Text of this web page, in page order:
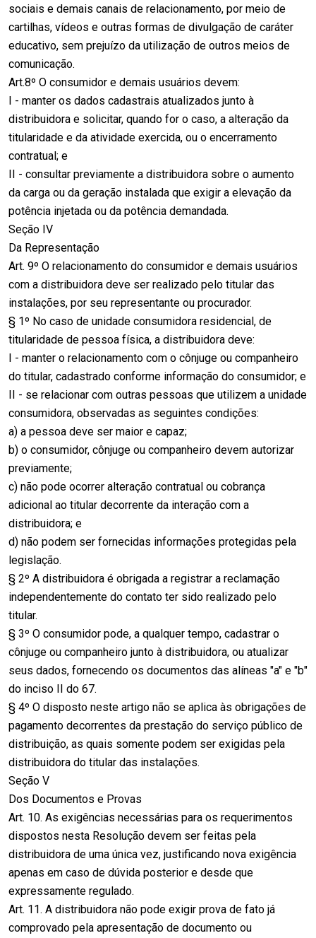
sociais e demais canais de relacionamento, por meio de
cartilhas, vídeos e outras formas de divulgação de caráter
educativo, sem prejuízo da utilização de outros meios de
comunicação.
Art.8º O consumidor e demais usuários devem:
I - manter os dados cadastrais atualizados junto à
distribuidora e solicitar, quando for o caso, a alteração da
titularidade e da atividade exercida, ou o encerramento
contratual; e
II - consultar previamente a distribuidora sobre o aumento
da carga ou da geração instalada que exigir a elevação da
potência injetada ou da potência demandada.
Seção IV
Da Representação
Art. 9º O relacionamento do consumidor e demais usuários
com a distribuidora deve ser realizado pelo titular das
instalações, por seu representante ou procurador.
§ 1º No caso de unidade consumidora residencial, de
titularidade de pessoa física, a distribuidora deve:
I - manter o relacionamento com o cônjuge ou companheiro
do titular, cadastrado conforme informação do consumidor; e
II - se relacionar com outras pessoas que utilizem a unidade
consumidora, observadas as seguintes condições:
a) a pessoa deve ser maior e capaz;
b) o consumidor, cônjuge ou companheiro devem autorizar
previamente;
c) não pode ocorrer alteração contratual ou cobrança
adicional ao titular decorrente da interação com a
distribuidora; e
d) não podem ser fornecidas informações protegidas pela
legislação.
§ 2º A distribuidora é obrigada a registrar a reclamação
independentemente do contato ter sido realizado pelo
titular.
§ 3º O consumidor pode, a qualquer tempo, cadastrar o
cônjuge ou companheiro junto à distribuidora, ou atualizar
seus dados, fornecendo os documentos das alíneas "a" e "b"
do inciso II do 67.
§ 4º O disposto neste artigo não se aplica às obrigações de
pagamento decorrentes da prestação do serviço público de
distribuição, as quais somente podem ser exigidas pela
distribuidora do titular das instalações.
Seção V
Dos Documentos e Provas
Art. 10. As exigências necessárias para os requerimentos
dispostos nesta Resolução devem ser feitas pela
distribuidora de uma única vez, justificando nova exigência
apenas em caso de dúvida posterior e desde que
expressamente regulado.
Art. 11. A distribuidora não pode exigir prova de fato já
comprovado pela apresentação de documento ou